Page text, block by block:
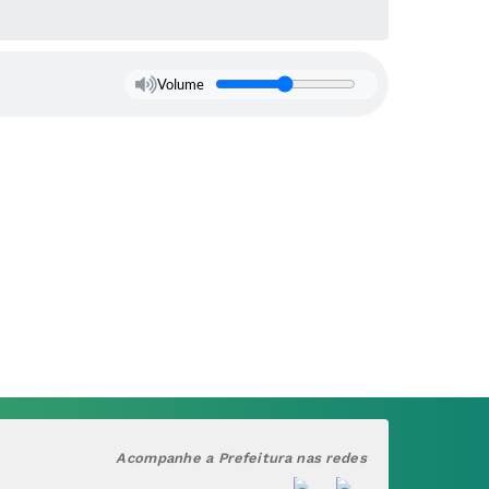
Volume
Acompanhe a Prefeitura nas redes